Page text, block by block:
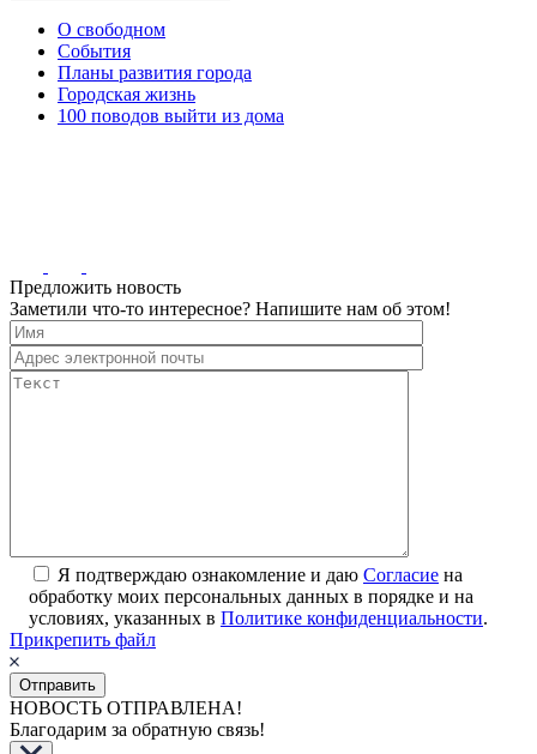
О свободном
События
Планы развития города
Городская жизнь
100 поводов выйти из дома
Предложить новость
Заметили что-то интересное? Напишите нам об этом!
Я подтверждаю ознакомление и даю Согласие на
обработку моих персональных данных в порядке и на
условиях, указанных в Политике конфиденциальности.
Прикрепить файл
НОВОСТЬ ОТПРАВЛЕНА!
Благодарим за обратную связь!